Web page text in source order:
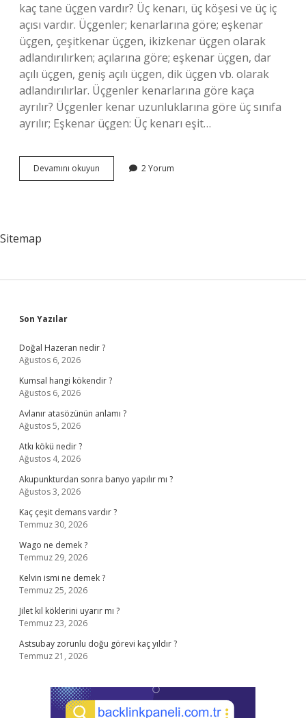
kaç tane üçgen vardır? Üç kenarı, üç köşesi ve üç iç
açısı vardır. Üçgenler; kenarlarına göre; eşkenar
üçgen, çeşitkenar üçgen, ikizkenar üçgen olarak
adlandırılırken; açılarına göre; eşkenar üçgen, dar
açılı üçgen, geniş açılı üçgen, dik üçgen vb. olarak
adlandırılırlar. Üçgenler kenarlarına göre kaça
ayrılır? Üçgenler kenar uzunluklarına göre üç sınıfa
ayrılır; Eşkenar üçgen: Üç kenarı eşit…
Devamını okuyun Kenarlarına
Göre
2 Yorum
Sitemap
Sidebar
Son Yazılar
Doğal Hazeran nedir ?
Ağustos 6, 2026
Kumsal hangi kökendir ?
Ağustos 6, 2026
Avlanır atasözünün anlamı ?
Ağustos 5, 2026
Atkı kökü nedir ?
Ağustos 4, 2026
Akupunkturdan sonra banyo yapılır mı ?
Ağustos 3, 2026
Kaç çeşit demans vardır ?
Temmuz 30, 2026
Wago ne demek ?
Temmuz 29, 2026
Kelvin ismi ne demek ?
Temmuz 25, 2026
Jilet kıl köklerini uyarır mı ?
Temmuz 23, 2026
Astsubay zorunlu doğu görevi kaç yıldır ?
Temmuz 21, 2026